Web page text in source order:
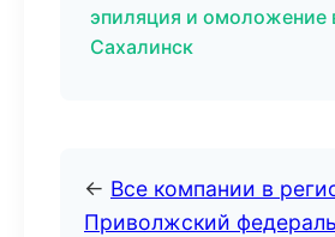
эпиляция и
Сахалинск
← Все компании в
Приволжский